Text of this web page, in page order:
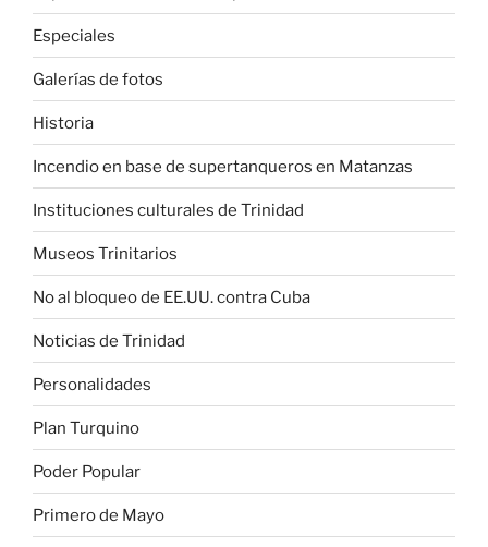
Especiales
Galerías de fotos
Historia
Incendio en base de supertanqueros en Matanzas
Instituciones culturales de Trinidad
Museos Trinitarios
No al bloqueo de EE.UU. contra Cuba
Noticias de Trinidad
Personalidades
Plan Turquino
Poder Popular
Primero de Mayo